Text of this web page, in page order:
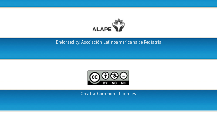
Endorsed by: Asociación Latinoamericana de Pediatría
Creative Commons Licenses